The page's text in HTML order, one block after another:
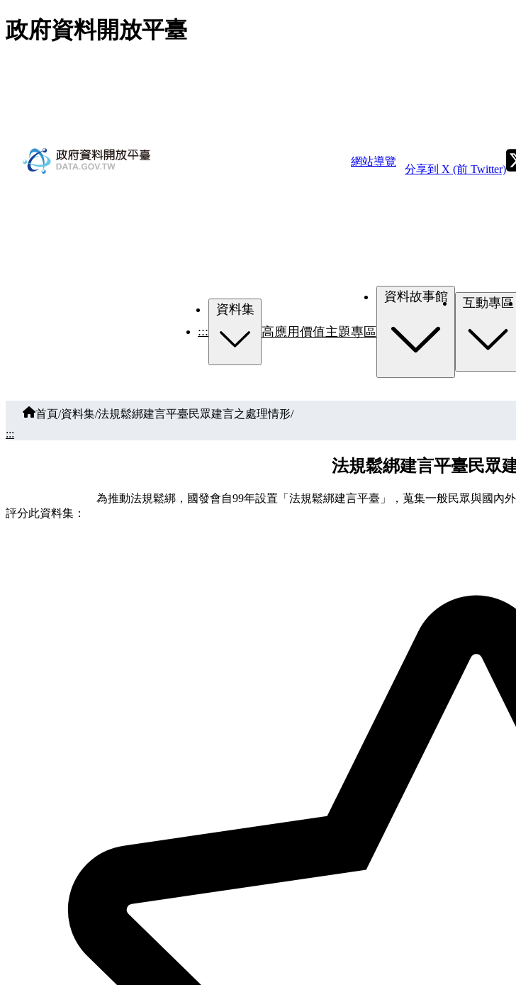
跳至主要內容
政府資料開放平臺
網站導覽
分享到 X (前 Twitter)
:::
資料集
高應用價值主題專區
資料故事館
首頁/資料集/法規鬆綁建言平臺民眾建言之處理情形/
:::
法規鬆綁建言平臺民眾
為推動法規鬆綁，國發會自99年設置「法規鬆綁建言平臺」，蒐集一般民眾與國內
評分此資料集：